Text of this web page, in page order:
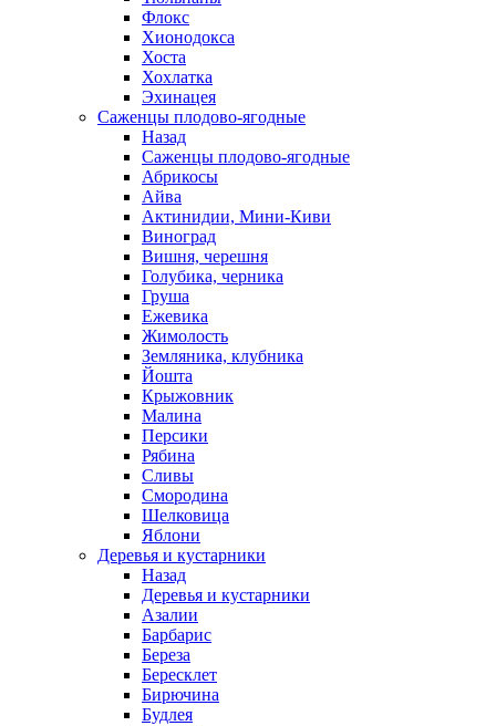
Флокс
Хионодокса
Хоста
Хохлатка
Эхинацея
Саженцы плодово-ягодные
Назад
Саженцы плодово-ягодные
Абрикосы
Айва
Актинидии, Мини-Киви
Виноград
Вишня, черешня
Голубика, черника
Груша
Ежевика
Жимолость
Земляника, клубника
Йошта
Крыжовник
Малина
Персики
Рябина
Сливы
Смородина
Шелковица
Яблони
Деревья и кустарники
Назад
Деревья и кустарники
Азалии
Барбарис
Береза
Бересклет
Бирючина
Будлея